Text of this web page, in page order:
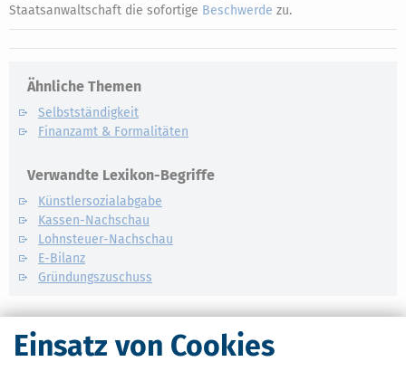
Einsatz von Cookies
Staatsanwaltschaft die sofortige Beschwerde zu.
Ähnliche Themen
Selbstständigkeit
Finanzamt & Formalitäten
Verwandte Lexikon-Begriffe
Künstlersozialabgabe
Kassen-Nachschau
Lohnsteuer-Nachschau
E-Bilanz
Gründungszuschuss